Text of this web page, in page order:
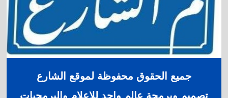
جميع الحقوق محفوظة لموقع الشارع
تصميم وبرمجة عالم واحد للإعلام والبرمجيات